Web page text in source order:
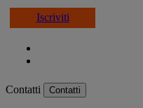
Iscriviti
Contatti Contatti